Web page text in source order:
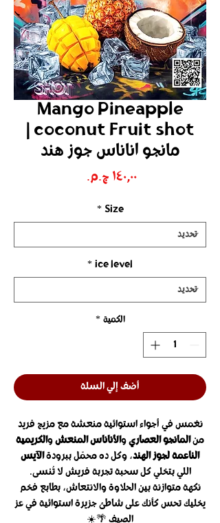
Mango Pineapple
coconut Fruit shot |
مانجو اناناس جوز هند
Size
*
ice level
*
الكمية *
أضف إلي السلة
نغمس في أجواء استوائية منعشة مع مزيج فريد
منالمانجو العصاري والأناناس المنعش والكريمية
الناعمة لجوز الهند، وكل ده محمّل ببرودةالآيس
اللي بتخلي كل سحبة تجربة فريش لا تُنسى.
نكهة متوازنة بين الحلاوة والانتعاش، بطابع فخم
يخليك تحس كأنك على شاطئ جزيرة استوائية في عز
الصيف 🌴☀️